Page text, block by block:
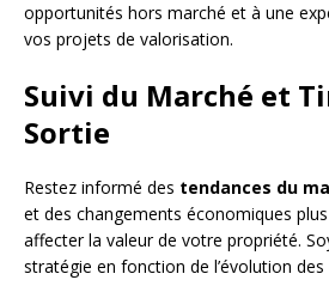
opportunités hors marché et à une
vos projets de valorisation.
Suivi du Marché et
Sortie
Restez informé des tendances du
et des changements économiques
affecter la valeur de votre propriété.
stratégie en fonction de l’évolution